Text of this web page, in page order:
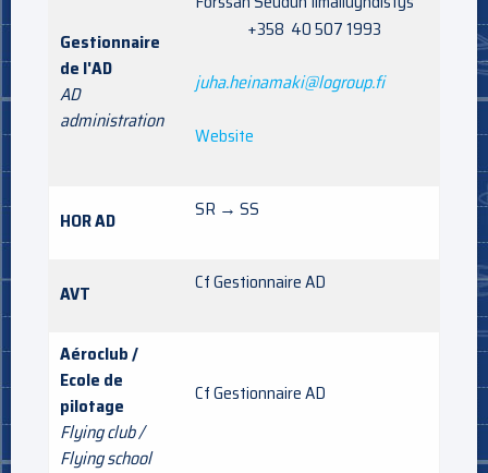
Gestionnaire
de l'AD
AD
administration
+358 40 507 1993
juha.heinamaki@logroup.fi
Website
HOR AD SR → SS
AVT Cf Gestionnaire AD
Aéroclub /
Ecole de
pilotage
Flying club /
Flying school
Cf Gestionnaire AD